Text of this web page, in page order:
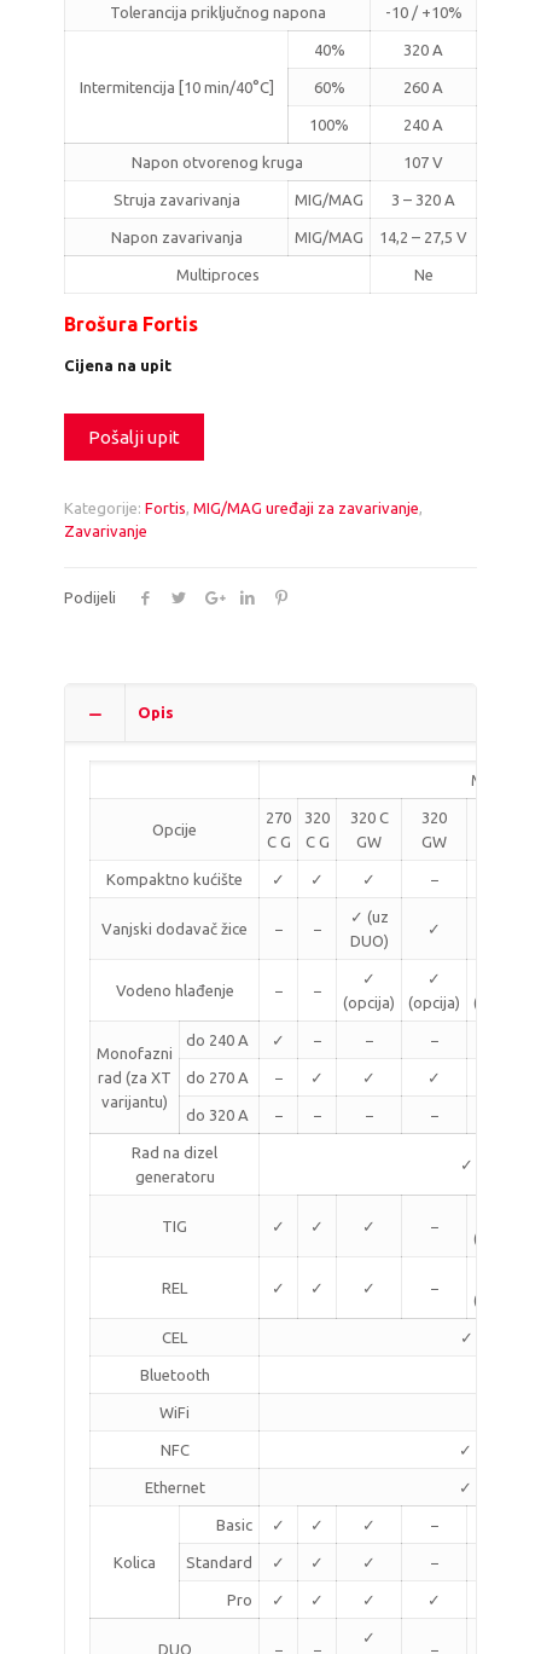
Tolerancija priključnog napona -10 / +10%
Intermitencija [10 min/40°C]
40% 320 A
60% 260 A
100% 240 A
Napon otvorenog kruga 107 V
Struja zavarivanja MIG/MAG 3 – 320 A
Napon zavarivanja MIG/MAG 14,2 – 27,5 V
Multiproces Ne
Brošura Fortis
Cijena na upit
Pošalji upit
Kategorije: Fortis, MIG/MAG uređaji za zavarivanje,
Zavarivanje
Podijeli
Opis
Model
Opcije
270
C G
320
C G
320 C
GW
320
GW
Kompaktno kućište ✓ ✓ ✓ −
Vanjski dodavač žice − −
✓ (uz
DUO)
✓
Vodeno hlađenje − −
✓
(opcija)
✓
(opcija)
(opcija)
Monofazni
rad (za XT
varijantu)
do 240 A ✓ − − −
do 270 A − ✓ ✓ ✓
do 320 A − − − −
Rad na dizel
generatoru
✓ (uz XT)
TIG ✓ ✓ ✓ −
(opcija)
REL ✓ ✓ ✓ −
(opcija)
CEL ✓ (uz XT)
Bluetooth
WiFi
NFC ✓ (opcija)
Ethernet ✓ (opcija)
Kolica
Basic ✓ ✓ ✓ −
Standard ✓ ✓ ✓ −
Pro ✓ ✓ ✓ ✓
DUO − −
✓
−